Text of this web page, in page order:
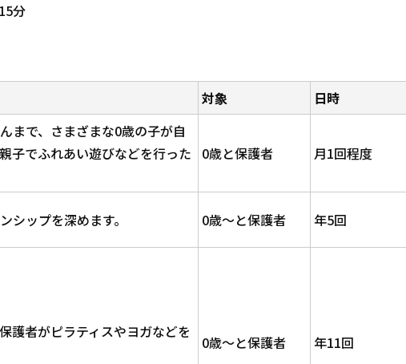
分
対象 日時
まで、さまざまな0歳の子が自
子でふれあい遊びなどを行った
0歳と保護者 月1回程度
シップを深めます。 0歳～と保護者 年5回
護者がピラティスやヨガなどを
0歳～と保護者 年11回